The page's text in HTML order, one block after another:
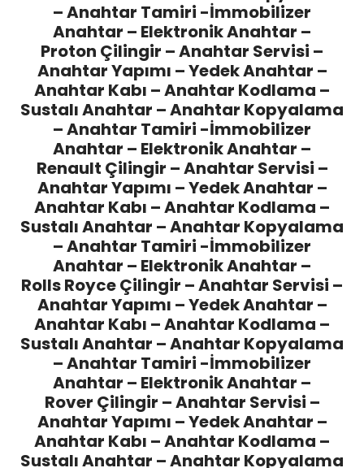
– Anahtar Tamiri -İmmobilizer
Anahtar – Elektronik Anahtar –
Proton Çilingir – Anahtar Servisi –
Anahtar Yapımı – Yedek Anahtar –
Anahtar Kabı – Anahtar Kodlama –
Sustalı Anahtar – Anahtar Kopyalama
– Anahtar Tamiri -İmmobilizer
Anahtar – Elektronik Anahtar –
Renault Çilingir – Anahtar Servisi –
Anahtar Yapımı – Yedek Anahtar –
Anahtar Kabı – Anahtar Kodlama –
Sustalı Anahtar – Anahtar Kopyalama
– Anahtar Tamiri -İmmobilizer
Anahtar – Elektronik Anahtar –
Rolls Royce Çilingir – Anahtar Servisi –
Anahtar Yapımı – Yedek Anahtar –
Anahtar Kabı – Anahtar Kodlama –
Sustalı Anahtar – Anahtar Kopyalama
– Anahtar Tamiri -İmmobilizer
Anahtar – Elektronik Anahtar –
Rover Çilingir – Anahtar Servisi –
Anahtar Yapımı – Yedek Anahtar –
Anahtar Kabı – Anahtar Kodlama –
Sustalı Anahtar – Anahtar Kopyalama